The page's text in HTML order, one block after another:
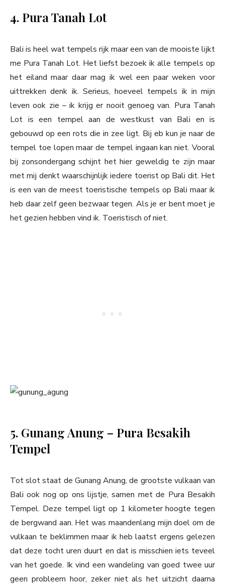
4. Pura Tanah Lot
Bali is heel wat tempels rijk maar een van de mooiste lijkt
me Pura Tanah Lot. Het liefst bezoek ik alle tempels op
het eiland maar daar mag ik wel een paar weken voor
uittrekken denk ik. Serieus, hoeveel tempels ik in mijn
leven ook zie – ik krijg er nooit genoeg van. Pura Tanah
Lot is een tempel aan de westkust van Bali en is
gebouwd op een rots die in zee ligt. Bij eb kun je naar de
tempel toe lopen maar de tempel ingaan kan niet. Vooral
bij zonsondergang schijnt het hier geweldig te zijn maar
met mij denkt waarschijnlijk iedere toerist op Bali dit. Het
is een van de meest toeristische tempels op Bali maar ik
heb daar zelf geen bezwaar tegen. Als je er bent moet je
het gezien hebben vind ik. Toeristisch of niet.
5. Gunang Anung – Pura Besakih
Tempel
Tot slot staat de Gunang Anung, de grootste vulkaan van
Bali ook nog op ons lijstje, samen met de Pura Besakih
Tempel. Deze tempel ligt op 1 kilometer hoogte tegen
de bergwand aan. Het was maandenlang mijn doel om de
vulkaan te beklimmen maar ik heb laatst ergens gelezen
dat deze tocht uren duurt en dat is misschien iets teveel
van het goede. Ik vind een wandeling van goed twee uur
geen probleem hoor, zeker niet als het uitzicht daarna